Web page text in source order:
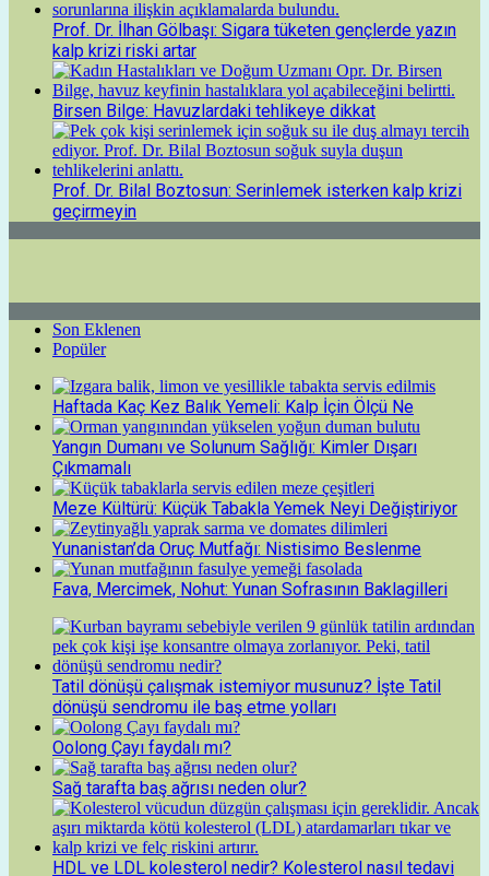
Prof. Dr. İlhan Gölbaşı: Sigara tüketen gençlerde yazın
kalp krizi riski artar
Birsen Bilge: Havuzlardaki tehlikeye dikkat
Prof. Dr. Bilal Boztosun: Serinlemek isterken kalp krizi
geçirmeyin
Son Eklenen
Popüler
Haftada Kaç Kez Balık Yemeli: Kalp İçin Ölçü Ne
Yangın Dumanı ve Solunum Sağlığı: Kimler Dışarı
Çıkmamalı
Meze Kültürü: Küçük Tabakla Yemek Neyi Değiştiriyor
Yunanistan’da Oruç Mutfağı: Nistisimo Beslenme
Fava, Mercimek, Nohut: Yunan Sofrasının Baklagilleri
Tatil dönüşü çalışmak istemiyor musunuz? İşte Tatil
dönüşü sendromu ile baş etme yolları
Oolong Çayı faydalı mı?
Sağ tarafta baş ağrısı neden olur?
HDL ve LDL kolesterol nedir? Kolesterol nasıl tedavi